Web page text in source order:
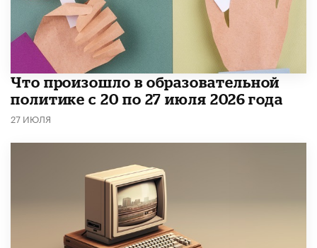
​Что произошло в образовательной
политике с 20 по 27 июля 2026 года
27 ИЮЛЯ